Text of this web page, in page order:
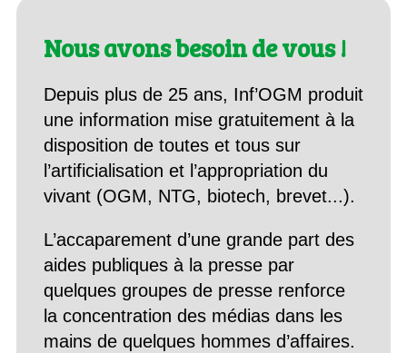
Nous avons besoin de vous !
Depuis plus de 25 ans, Inf’OGM produit
une information mise gratuitement à la
disposition de toutes et tous sur
l’artificialisation et l’appropriation du
vivant (OGM, NTG, biotech, brevet...).
L’accaparement d’une grande part des
aides publiques à la presse par
quelques groupes de presse renforce
la concentration des médias dans les
mains de quelques hommes d’affaires.